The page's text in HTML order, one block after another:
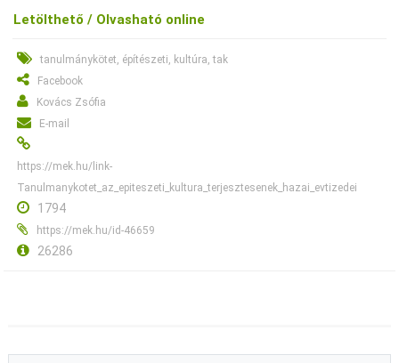
Letölthető / Olvasható online
tanulmánykötet, építészeti, kultúra, tak
Facebook
Kovács Zsófia
E-mail
https://mek.hu/link-
Tanulmanykotet_az_epiteszeti_kultura_terjesztesenek_hazai_evtizedei
1794
https://mek.hu/id-46659
26286